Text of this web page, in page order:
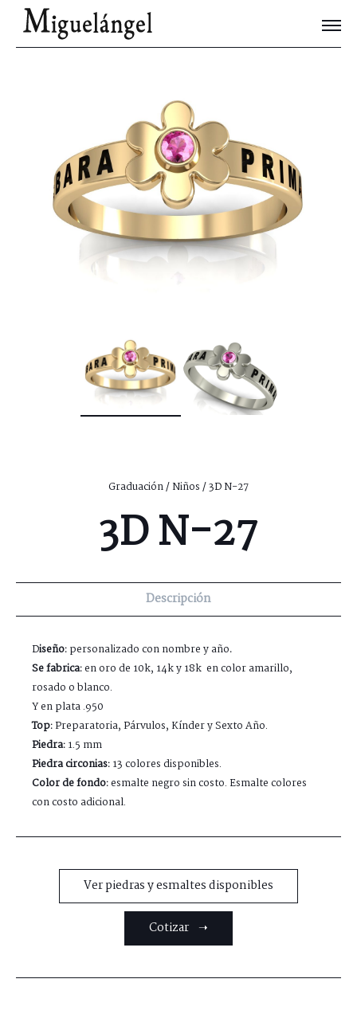
Joyas Únicas
Blog
Contacto
Graduación/Niños/ 3D N-27
3D N-27
Descripción
Diseño:personalizado con nombre y año.
Se fabrica:en oro de 10k, 14k y 18k en color amarillo,
rosado o blanco.
Y en plata .950
Top:Preparatoria, Párvulos, Kínder y Sexto Año.
Piedra:1.5 mm
Piedra circonias:13 colores disponibles.
Color de fondo:esmalte negro sin costo. Esmalte colores
con costo adicional.
Ver piedras y esmaltes disponibles
Cotizar ➝